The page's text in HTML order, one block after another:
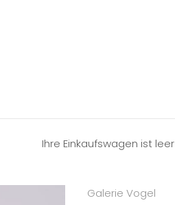
Ihre Einkaufswagen ist leer
Galerie Vogel